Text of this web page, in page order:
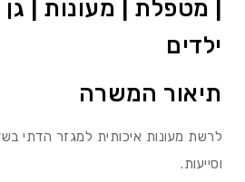
| מטפלת | מעונות | גן
ילדים
תיאור המשרה
לרשת מעונות איכותית למגזר הדתי
וסייעות.